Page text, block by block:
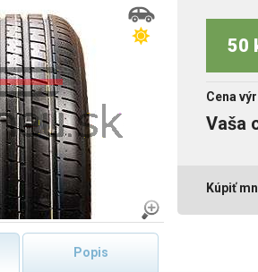
50
Cena
Vaša
Kúpiť
Popis